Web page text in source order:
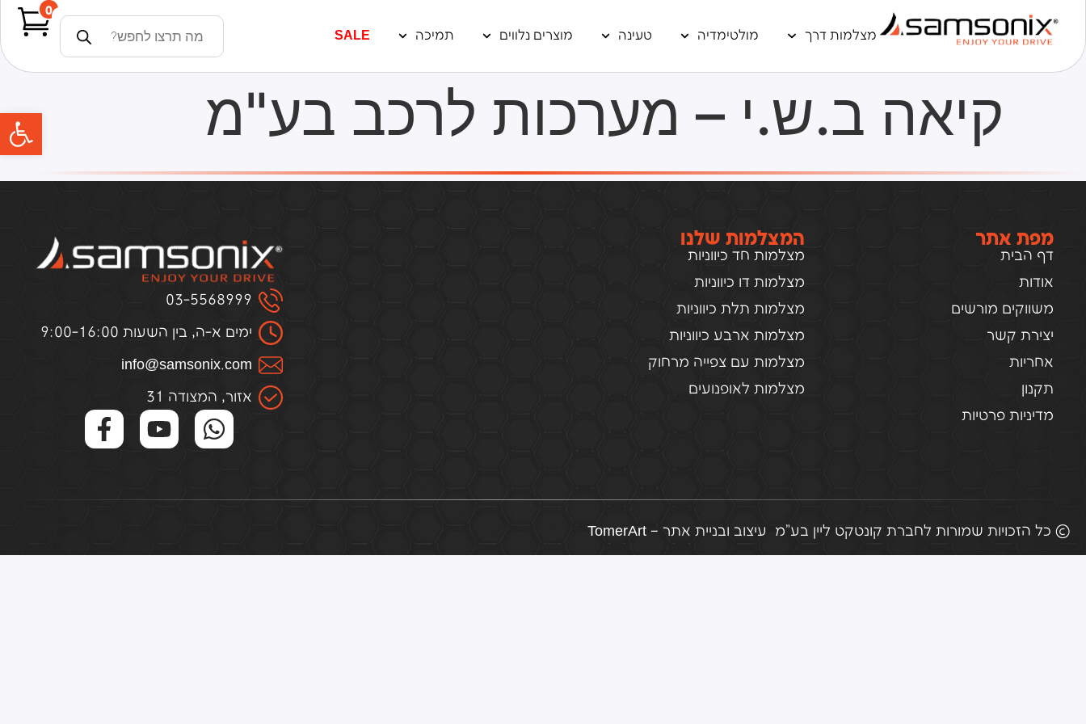
מצלמות דרך מולטימדיה טעינה מוצרים נלווים תמיכה SALE
0
קיאה ב.ש.י – מערכות לרכב בע"מ
מפת אתר
דף הבית
אודות
משווקים מורשים
יצירת קשר
אחריות
תקנון
מדיניות פרטיות
המצלמות שלנו
מצלמות חד כיווניות
מצלמות דו כיווניות
מצלמות תלת כיווניות
מצלמות ארבע כיווניות
מצלמות עם צפייה מרחוק
מצלמות לאופנועים
03-5568999
ימים א-ה, בין השעות 9:00-16:00
infо@samsоnix.cоm
אזור, המצודה 31
© כל הזכויות שמורות לחברת קונטקט ליין בע"מ עיצוב ובניית אתר – TomerArt